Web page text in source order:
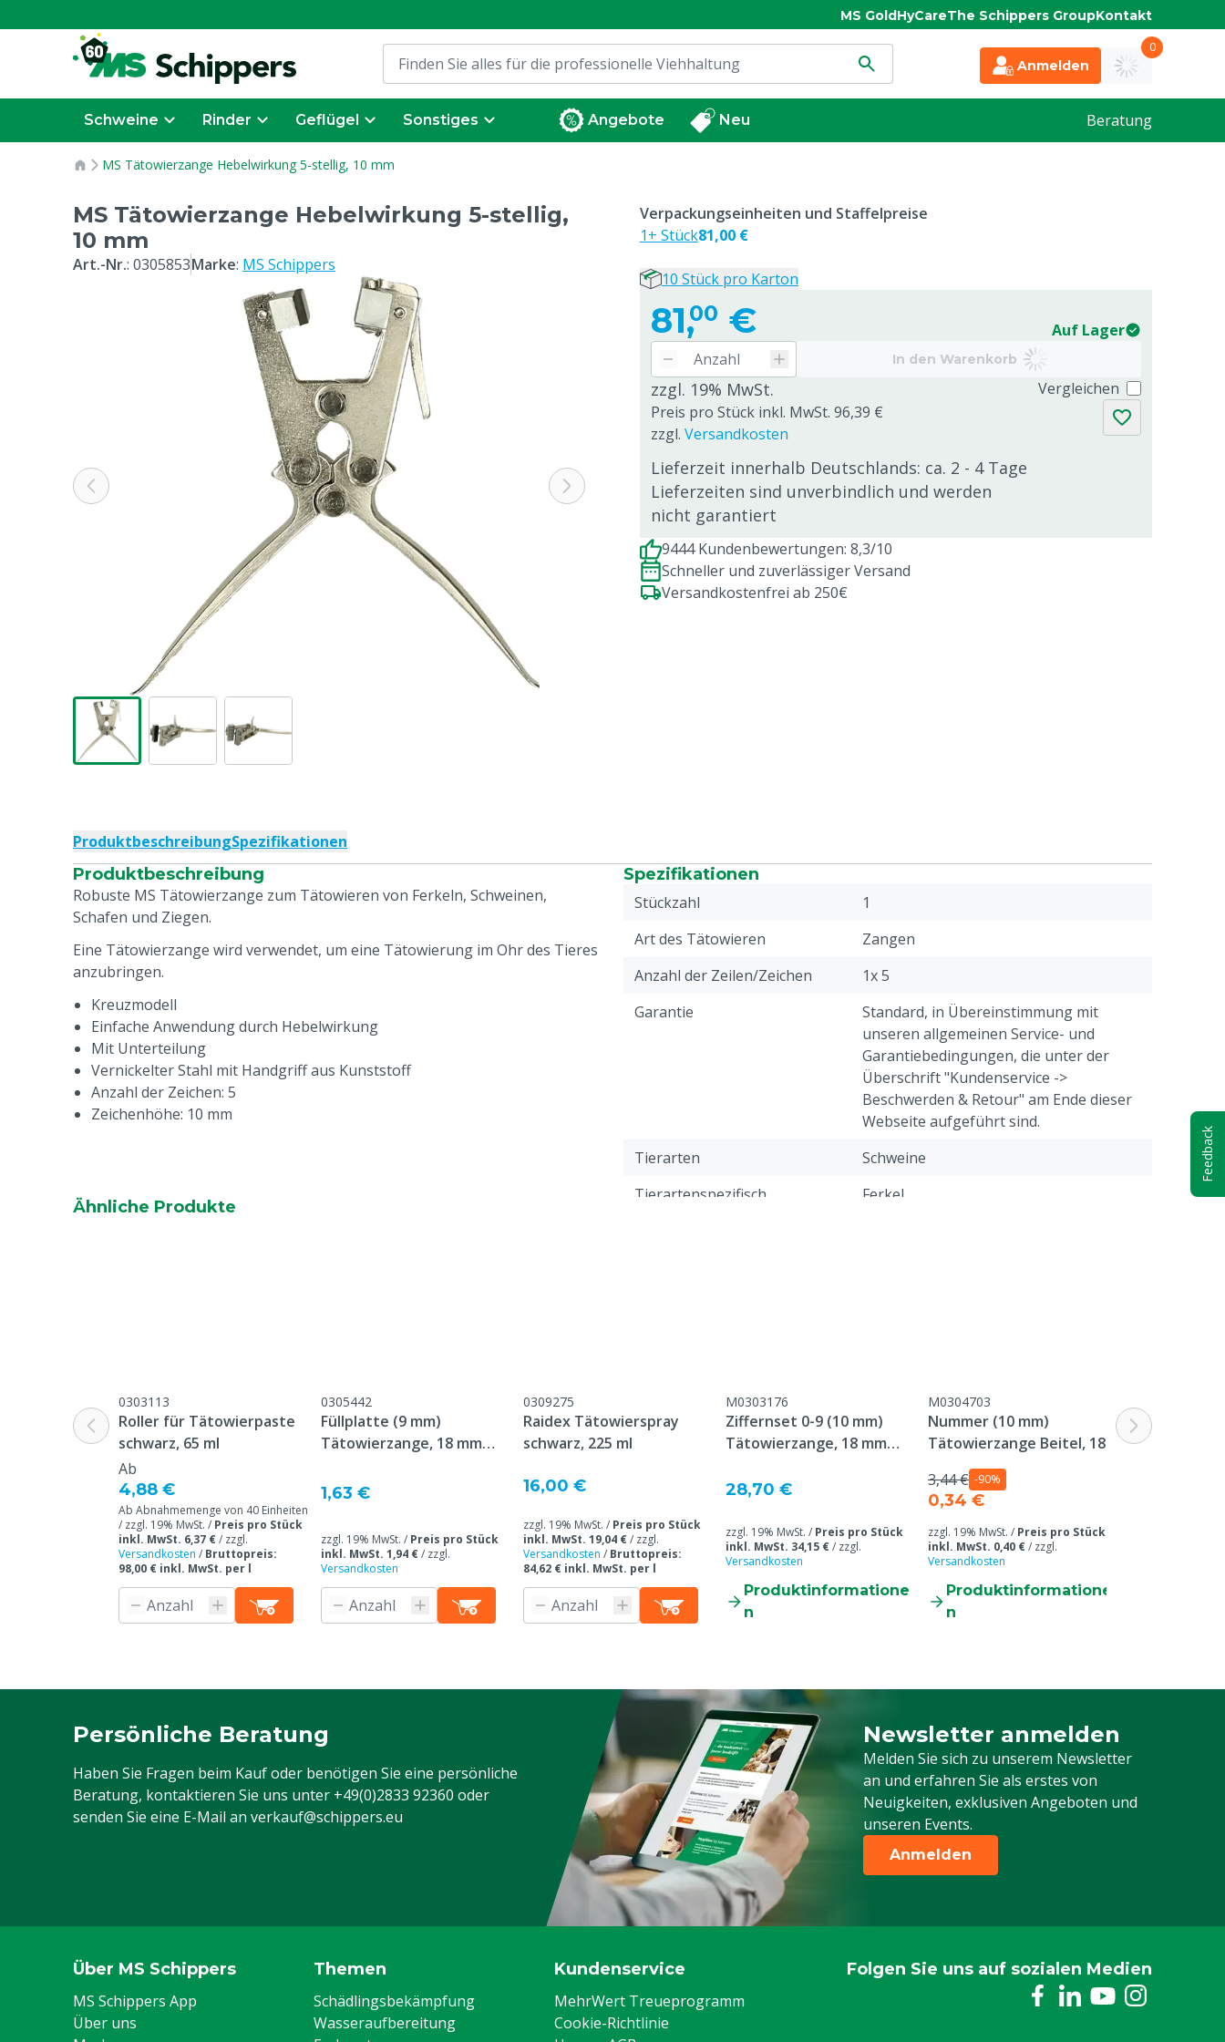
MS GoldHyCareThe Schippers GroupKontakt
Anmelden
0
Schweine Rinder Geflügel Sonstiges Angebote Neu Beratung
MS Tätowierzange Hebelwirkung 5-stellig, 10 mm
MS Tätowierzange Hebelwirkung 5-stellig,
10 mm
Art.-Nr.: 0305853Marke: MS Schippers
81,00 € Auf Lager
In den Warenkorb
zzgl. 19% MwSt.
Preis pro Stück inkl. MwSt. 96,39 €
zzgl. Versandkosten
Lieferzeit innerhalb Deutschlands: ca. 2 - 4 Tage
Lieferzeiten sind unverbindlich und werden
nicht garantiert
Vergleichen
Verpackungseinheiten und Staffelpreise
1+ Stück81,00 €
10 Stück pro Karton
9444 Kundenbewertungen: 8,3/10
Schneller und zuverlässiger Versand
Versandkostenfrei ab 250€
ProduktbeschreibungSpezifikationen
Produktbeschreibung
Robuste MS Tätowierzange zum Tätowieren von Ferkeln, Schweinen,
Schafen und Ziegen.
Eine Tätowierzange wird verwendet, um eine Tätowierung im Ohr des Tieres
anzubringen.
Kreuzmodell
Einfache Anwendung durch Hebelwirkung
Mit Unterteilung
Vernickelter Stahl mit Handgriff aus Kunststoff
Anzahl der Zeichen: 5
Zeichenhöhe: 10 mm
Spezifikationen
Stückzahl
1
Art des Tätowieren
Zangen
Anzahl der Zeilen/Zeichen
1x 5
Garantie
Standard, in Übereinstimmung mit
unseren allgemeinen Service- und
Garantiebedingungen, die unter der
Überschrift "Kundenservice ->
Beschwerden & Retour" am Ende dieser
Webseite aufgeführt sind.
Tierarten
Schweine
Tierartenspezifisch
Ferkel
Ähnliche Produkte
0303113
Roller für Tätowierpaste
schwarz, 65 ml
Ab
4,88 €
Ab Abnahmemenge von 40 Einheiten
/ zzgl. 19% MwSt. / Preis pro Stück
inkl. MwSt. 6,37 €/ zzgl.
Versandkosten / Bruttopreis:
98,00 € inkl. MwSt. per l
0305442
Füllplatte (9 mm)
Tätowierzange, 18 mm
1,63 €
zzgl. 19% MwSt. / Preis pro Stück
inkl. MwSt. 1,94 €/ zzgl.
Versandkosten
0309275
Raidex Tätowierspray
schwarz, 225 ml
16,00 €
zzgl. 19% MwSt. / Preis pro Stück
inkl. MwSt. 19,04 €/ zzgl.
Versandkosten / Bruttopreis:
84,62 € inkl. MwSt. per l
M0303176
Ziffernset 0-9 (10 mm)
Tätowierzange, 18 mm
28,70 €
zzgl. 19% MwSt. / Preis pro Stück
inkl. MwSt. 34,15 €/ zzgl.
Versandkosten
Produktinformatione
n
M0304703
Nummer (10 mm)
Tätowierzange Beitel, 18
mm Platte
3,44 € -90%
0,34 €
zzgl. 19% MwSt. / Preis pro Stück
inkl. MwSt. 0,40 €/ zzgl.
Versandkosten
Produktinformatione
n
MS
schwarz, 600
Persönliche Beratung
Haben Sie Fragen beim Kauf oder benötigen Sie eine persönliche
Beratung, kontaktieren Sie uns unter +49(0)2833 92360 oder
senden Sie eine E-Mail an verkauf@schippers.eu
Newsletter anmelden
Melden Sie sich zu unserem Newsletter
an und erfahren Sie als erstes von
Neuigkeiten, exklusiven Angeboten und
unseren Events.
Melden Sie sich für unseren Newsletter
Anmelden
Über MS Schippers
MS Schippers App
Über uns
Themen
Schädlingsbekämpfung
Wasseraufbereitung
Kundenservice
MehrWert Treueprogramm
Cookie-Richtlinie
Folgen Sie uns auf sozialen Medien
Feedback